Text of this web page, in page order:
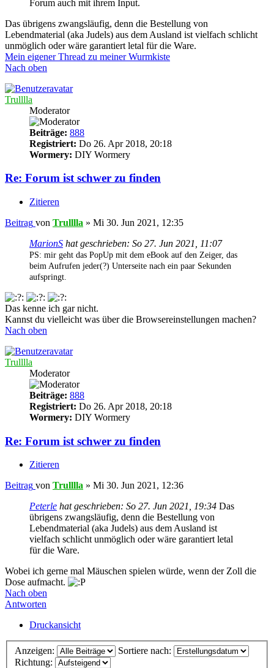
Forum auch mit ihrem Input.
Das übrigens zwangsläufig, denn die Bestellung von
Lebendmaterial (aka Judels) aus dem Ausland ist vielfach schlicht
unmöglich oder wäre garantiert letal für die Ware.
Mein eigener Thread zu meiner Wurmkiste
Nach oben
Trulllla
Moderator
Beiträge: 888
Registriert: Do 26. Apr 2018, 20:18
Wormery: DIY Wormery
Re: Forum ist schwer zu finden
Zitieren
Beitrag von Trulllla » Mi 30. Jun 2021, 12:35
MarionS hat geschrieben: So 27. Jun 2021, 11:07
PS: mir geht das PopUp mit dem eBook auf den Zeiger, das
beim Aufrufen jeder(?) Unterseite nach ein paar Sekunden
aufspringt.
Das kenne ich gar nicht.
Kannst du vielleicht was über die Browsereinstellungen machen?
Nach oben
Trulllla
Moderator
Beiträge: 888
Registriert: Do 26. Apr 2018, 20:18
Wormery: DIY Wormery
Re: Forum ist schwer zu finden
Zitieren
Beitrag von Trulllla » Mi 30. Jun 2021, 12:36
Peterle hat geschrieben: So 27. Jun 2021, 19:34 Das
übrigens zwangsläufig, denn die Bestellung von
Lebendmaterial (aka Judels) aus dem Ausland ist
vielfach schlicht unmöglich oder wäre garantiert letal
für die Ware.
Wobei ich gerne mal Mäuschen spielen würde, wenn der Zoll die
Dose aufmacht.
Nach oben
Antworten
Druckansicht
Anzeigen:
Sortiere nach:
Richtung: